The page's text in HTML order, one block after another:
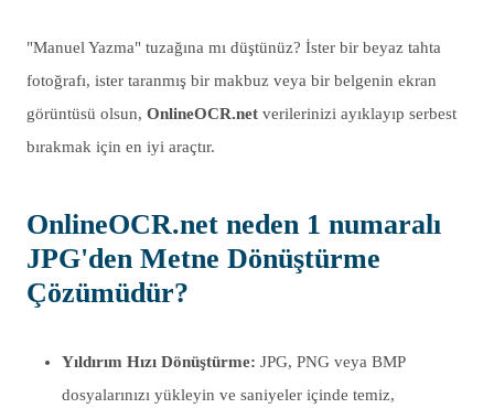
"Manuel Yazma" tuzağına mı düştünüz? İster bir beyaz tahta
fotoğrafı, ister taranmış bir makbuz veya bir belgenin ekran
görüntüsü olsun, OnlineOCR.net verilerinizi ayıklayıp serbest
bırakmak için en iyi araçtır.
OnlineOCR.net neden 1 numaralı
JPG'den Metne Dönüştürme
Çözümüdür?
Yıldırım Hızı Dönüştürme: JPG, PNG veya BMP
dosyalarınızı yükleyin ve saniyeler içinde temiz,